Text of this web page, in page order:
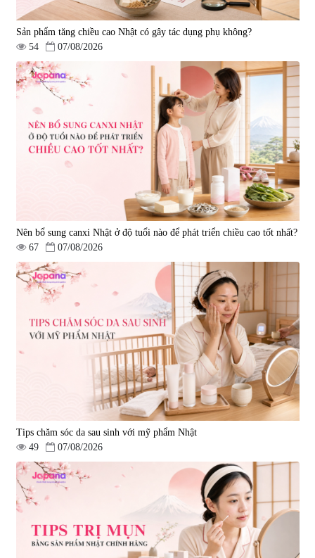
Sản phẩm tăng chiều cao Nhật có gây tác dụng phụ không?
54
07/08/2026
Nên bổ sung canxi Nhật ở độ tuổi nào để phát triển chiều cao tốt nhất?
67
07/08/2026
Tips chăm sóc da sau sinh với mỹ phẩm Nhật
49
07/08/2026